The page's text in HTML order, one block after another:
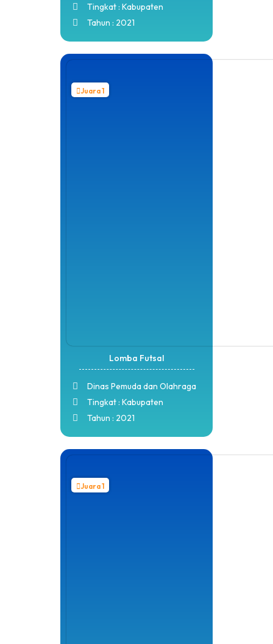
Tingkat : Kabupaten
Tahun : 2021
Juara 1
Lomba Futsal
Dinas Pemuda dan Olahraga
Tingkat : Kabupaten
Tahun : 2021
Juara 1